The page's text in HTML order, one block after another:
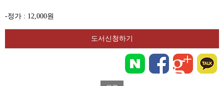
-정가 : 12,000원
도서신청하기